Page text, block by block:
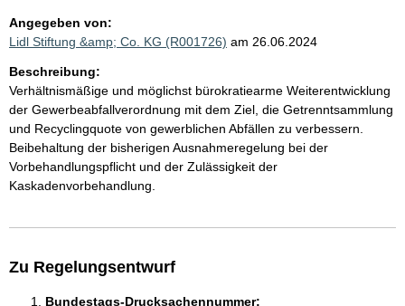
Angegeben von:
Lidl Stiftung &amp; Co. KG (R001726) am 26.06.2024
Beschreibung:
Verhältnismäßige und möglichst bürokratiearme Weiterentwicklung
der Gewerbeabfallverordnung mit dem Ziel, die Getrenntsammlung
und Recyclingquote von gewerblichen Abfällen zu verbessern.
Beibehaltung der bisherigen Ausnahmeregelung bei der
Vorbehandlungspflicht und der Zulässigkeit der
Kaskadenvorbehandlung.
Zu Regelungsentwurf
Bundestags-Drucksachennummer: